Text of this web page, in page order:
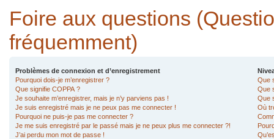
Foire aux questions
fréquemment)
Problèmes de connexion et d’enregistrement
Pourquoi dois-je m’enregistrer ?
Que signifie COPPA ?
Je souhaite m’enregistrer, mais je n’y parviens pas !
Je suis enregistré mais je ne peux pas me connecter !
Pourquoi ne puis-je pas me connecter ?
Je me suis enregistré par le passé mais je ne peux plus me connecter ?!
J’ai perdu mon mot de passe !
Que
Que
Que
Où